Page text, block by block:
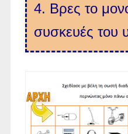
4. Βρες το
συσκευές του